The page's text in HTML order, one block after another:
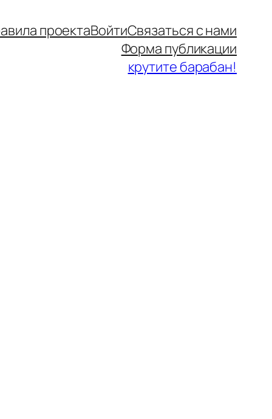
проектаВойтиСвязаться с нами
Форма публикации
крутите барабан!